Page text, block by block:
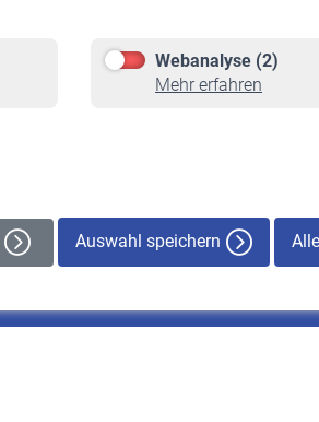
Webanalyse (2)
Mehr erfahren
Auswahl speichern
Rente beantragen
Rentenauszahlung